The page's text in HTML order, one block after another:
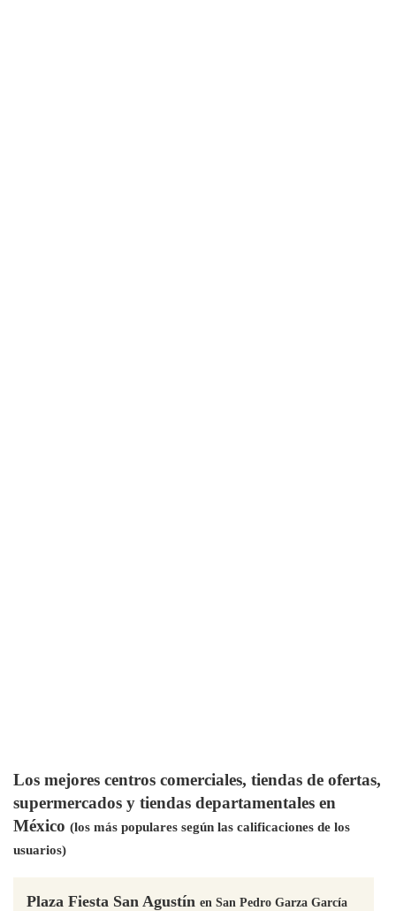
Los mejores centros comerciales, tiendas de ofertas,
supermercados y tiendas departamentales en
México (los más populares según las calificaciones de los
usuarios)
Plaza Fiesta San Agustín en San Pedro Garza García